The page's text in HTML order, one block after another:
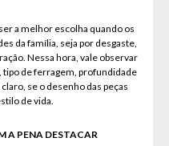
a melhor escolha quando os
da família, seja por desgaste,
Nessa hora, vale observar
tipo de ferragem, profundidade
se o desenho das peças
de vida.
A PENA DESTACAR